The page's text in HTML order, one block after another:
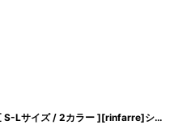
[ S-Lサイズ / 2カラー ][rinfarre]シンプル・サテン・タック・ノースリーブ・タイト・ミ二ドレス・ワンピース[奈月セナ着用][送料無料]